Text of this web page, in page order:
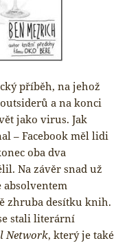
příběh, na jehož
a na konci
jako virus. Jak
– Facebook měl lidi
oba dva
Na závěr snad už
absolventem
zhruba desítku knih.
stali literární
Network, který je také